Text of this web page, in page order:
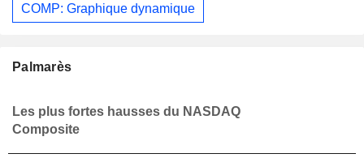
COMP: Graphique dynamique
Palmarès
Les plus fortes hausses du NASDAQ
Composite